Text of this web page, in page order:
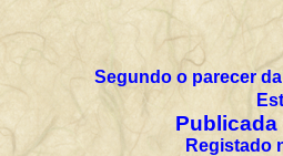
Segundo o parecer
Publicada
Registado